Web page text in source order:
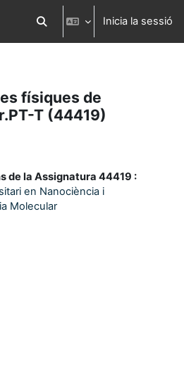
Commuta l'entrada de la cerca
Inicia la sessió
físiques de
T (44419)
de la Assignatura 44419 :
en Nanociència i
Molecular